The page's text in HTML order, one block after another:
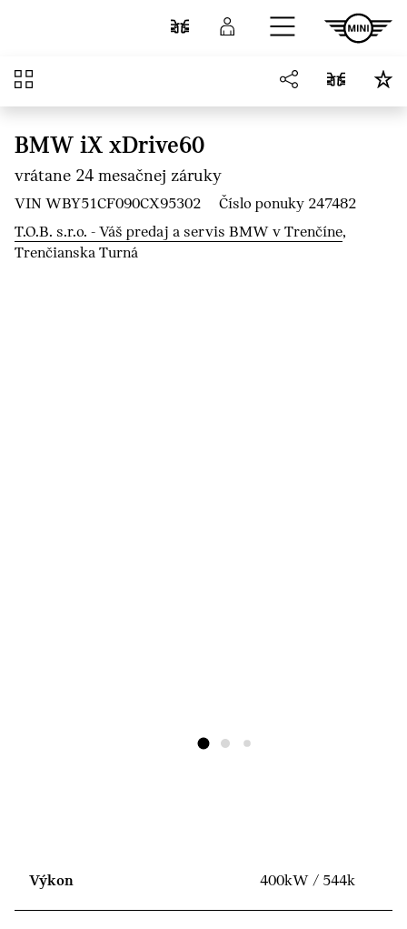
Porovnať Prihlásenie
Prehľad
BMW iX xDrive60
vrátane 24 mesačnej záruky
VIN WBY51CF090CX95302
Číslo ponuky 247482
T.O.B. s.r.o. - Váš predaj a servis BMW v Trenčíne,
Trenčianska Turná
Výkon 400kW / 544k